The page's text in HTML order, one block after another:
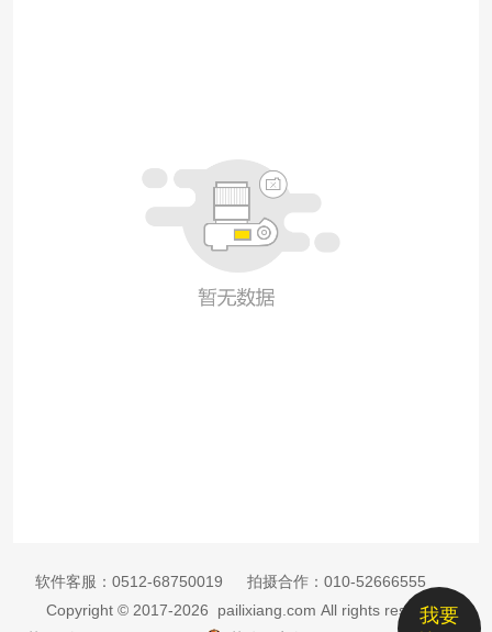
我要
软件客服： 0512-68750019 拍摄合作： 010-52666555
Copyright © 2017-2026 pailixiang.com All rights reserved